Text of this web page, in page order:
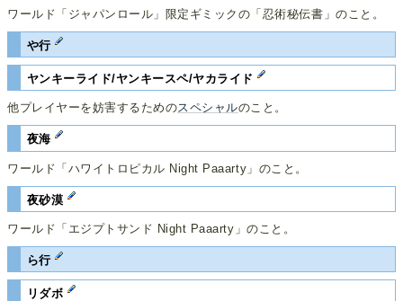
ワールド「ジャパンロール」限定ギミックの「忍術秘伝書」のこと。
や行
ヤンキーライド/ヤンキースペ/ヤカライド
他プレイヤーを妨害するためのスペシャルのこと。
夜海
ワールド「ハワイトロピカル Night Paaarty」のこと。
夜砂漠
ワールド「エジプトサンド Night Paaarty」のこと。
ら行
リダボ